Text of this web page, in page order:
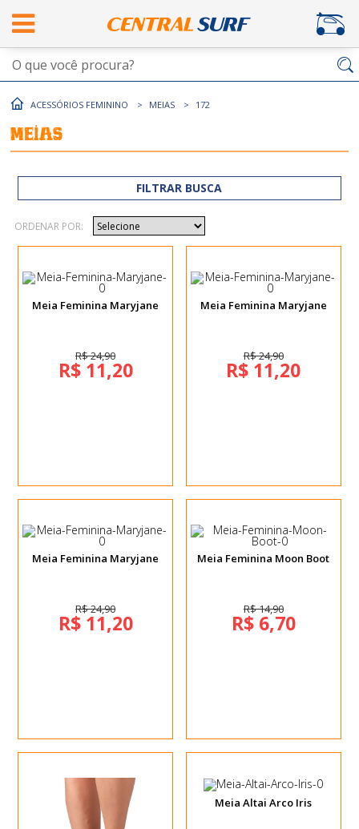
ACESSÓRIOS FEMININO MEIAS 172
Meias
FILTRAR BUSCA
ORDENAR POR:
Meia Feminina Maryjane
R$ 24,90
R$ 11,20
Meia Feminina Maryjane
R$ 24,90
R$ 11,20
Meia Feminina Maryjane
R$ 24,90
R$ 11,20
Meia Feminina Moon Boot
R$ 14,90
R$ 6,70
Meia Altai Arco Iris